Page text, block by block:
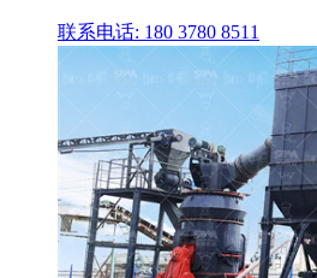
联系电话: 180 3780 8511